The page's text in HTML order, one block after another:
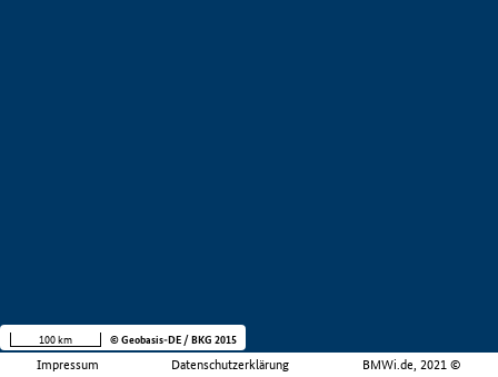
Impressum Datenschutzerklärung BMWi.de, 2021 ©
100 km © Geobasis-DE / BKG 2015